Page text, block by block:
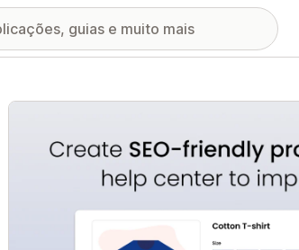
Galeria de imagens em destaque